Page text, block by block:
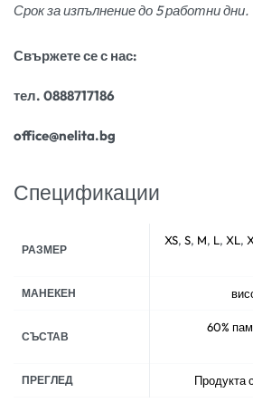
Срок за изпълнение до 5 работни дни.
Свържете се с нас:
тел. 0888717186
office@nelita.bg
Спецификации
РАЗМЕР
XS, S, M, L, XL,
МАНЕКЕН
СЪСТАВ
60%
ПРЕГЛЕД Продукта